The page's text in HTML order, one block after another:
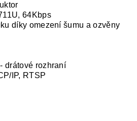
64Kbps
díky omezení šumu a ozvěny
drátové rozhraní
IP, RTSP